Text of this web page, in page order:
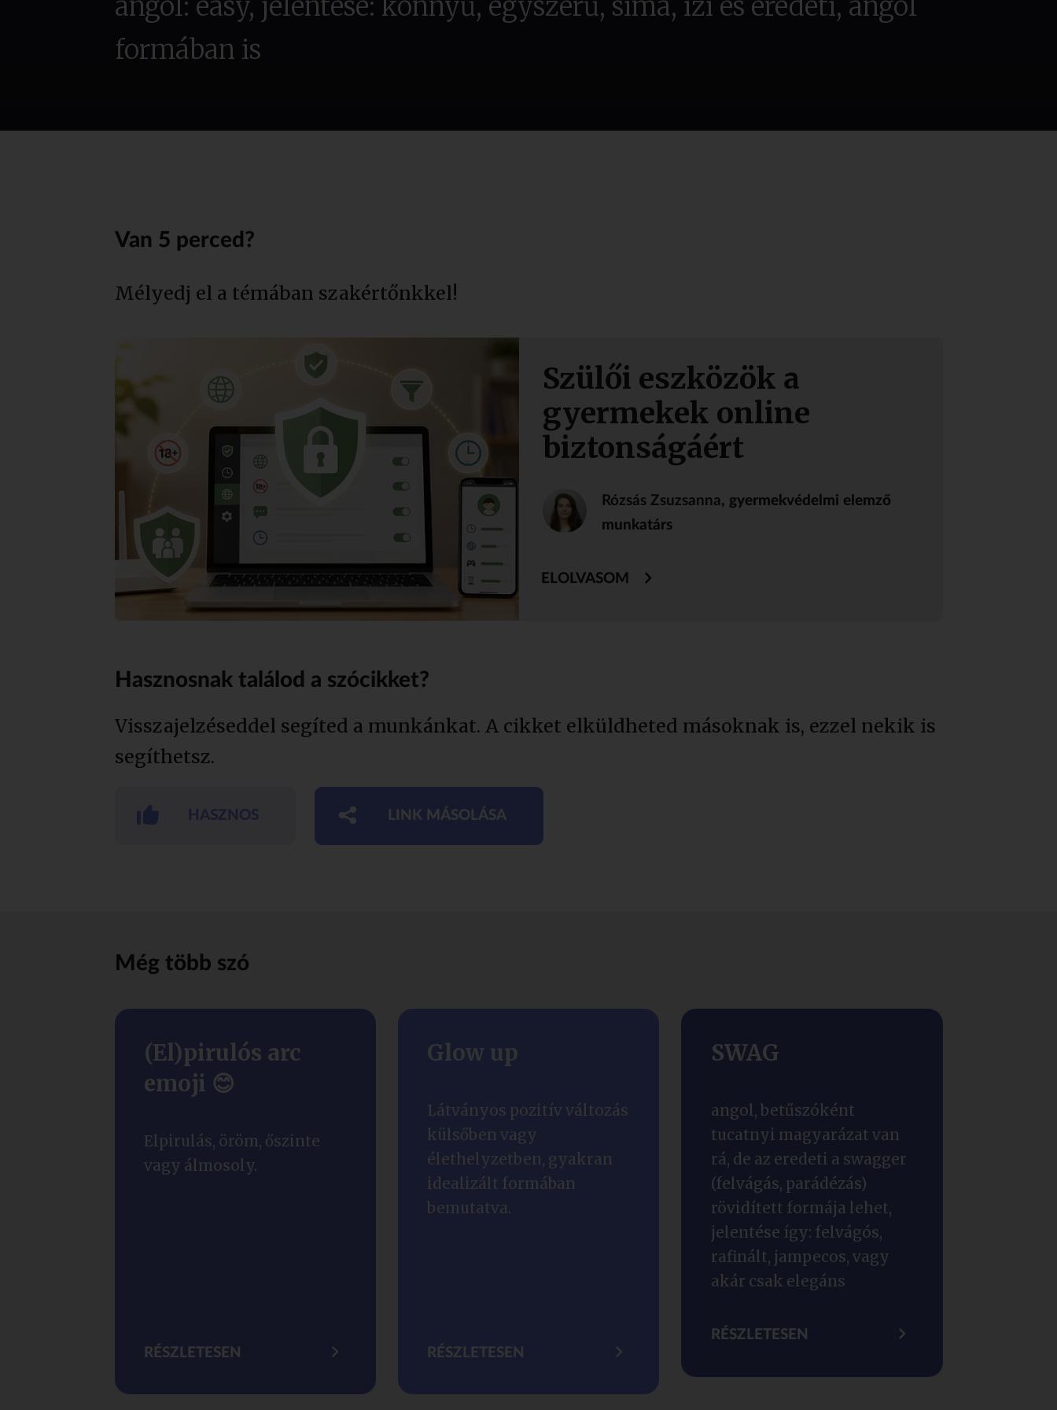
angol: easy, jelentése: könnyű, egyszerű, sima, ízi és eredeti, angol
formában is
Van 5 perced?
Mélyedj el a témában szakértőnkkel!
Szülői eszközök a
gyermekek online
biztonságáért
Rózsás Zsuzsanna, gyermekvédelmi elemző
munkatárs
ELOLVASOM
Hasznosnak találod a szócikket?
Visszajelzéseddel segíted a munkánkat. A cikket elküldheted másoknak is, ezzel nekik is
segíthetsz.
HASZNOS LINK MÁSOLÁSA
Még több szó
(El)pirulós arc
emoji 😊
Elpirulás, öröm, őszinte
vagy álmosoly.
RÉSZLETESEN
Glow up
Látványos pozitív változás
külsőben vagy
élethelyzetben, gyakran
idealizált formában
bemutatva.
RÉSZLETESEN
SWAG
angol, betűszóként
tucatnyi magyarázat van
rá, de az eredeti a swagger
(felvágás, parádézás)
rövidített formája lehet,
jelentése így: felvágós,
rafinált, jampecos, vagy
akár csak elegáns
RÉSZLETESEN